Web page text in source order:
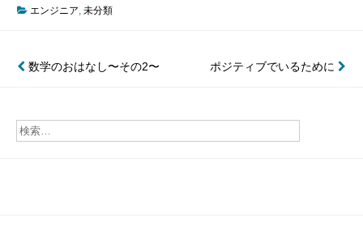
エンジニア, 未分類
投
ナ
ビ
数学のおはなし〜その2〜 ポジティブでいるために